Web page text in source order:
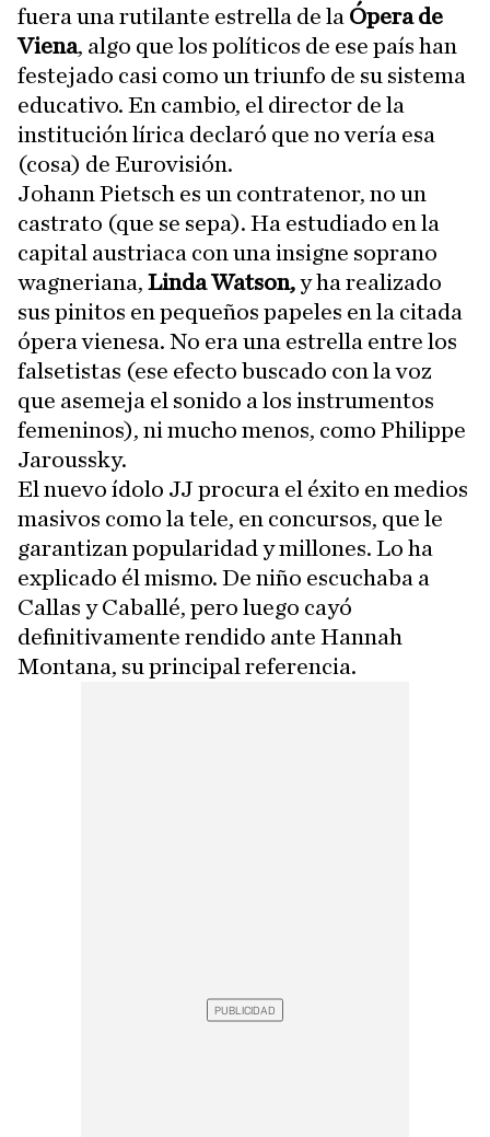
fuera una rutilante estrella de la Ópera de
Viena, algo que los políticos de ese país han
festejado casi como un triunfo de su sistema
educativo. En cambio, el director de la
institución lírica declaró que no vería esa
(cosa) de Eurovisión.
Johann Pietsch es un contratenor, no un
castrato (que se sepa). Ha estudiado en la
capital austriaca con una insigne soprano
wagneriana, Linda Watson,y ha realizado
sus pinitos en pequeños papeles en la citada
ópera vienesa. No era una estrella entre los
falsetistas (ese efecto buscado con la voz
que asemeja el sonido a los instrumentos
femeninos), ni mucho menos, como Philippe
Jaroussky.
El nuevo ídolo JJ procura el éxito en medios
masivos como la tele, en concursos, que le
garantizan popularidad y millones. Lo ha
explicado él mismo. De niño escuchaba a
Callas y Caballé, pero luego cayó
definitivamente rendido ante Hannah
Montana, su principal referencia.